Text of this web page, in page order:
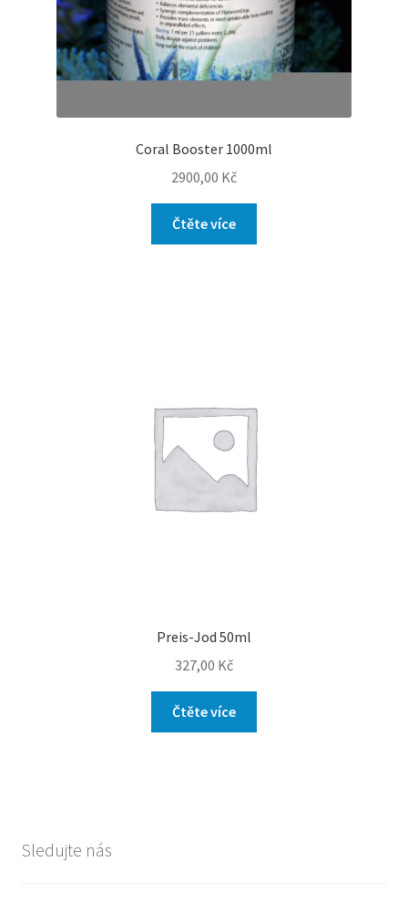
Coral Booster 1000ml
2900,00 Kč
Čtěte více
Preis-Jod 50ml
327,00 Kč
Čtěte více
Sledujte nás